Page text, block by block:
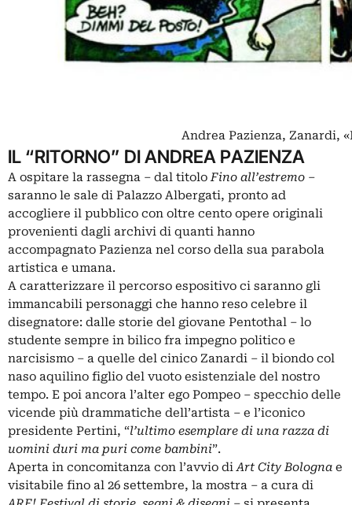
Andrea Pazienza, Zanardi,
IL “RITORNO” DI ANDREA PAZIENZA
A ospitare la rassegna – dal titoloFino all’estremo –
saranno le sale di Palazzo Albergati, pronto ad
accogliere il pubblico con oltre cento opere originali
provenienti dagli archivi di quanti hanno
accompagnato Pazienza nel corso della sua parabola
artistica e umana.
A caratterizzare il percorso espositivo ci saranno gli
immancabili personaggi che hanno reso celebre il
disegnatore: dalle storie del giovane Pentothal – lo
studente sempre in bilico fra impegno politico e
narcisismo – a quelle del cinico Zanardi – il biondo col
naso aquilino figlio del vuoto esistenziale del nostro
tempo. E poi ancora l’alter ego Pompeo – specchio delle
vicende più drammatiche dell’artista – e l’iconico
presidente Pertini, “l’ultimo esemplare di una razza di
uomini duri ma puri come bambini”.
Aperta in concomitanza con l’avvio diArt City Bologna e
visitabile fino al 26 settembre, la mostra – a cura di